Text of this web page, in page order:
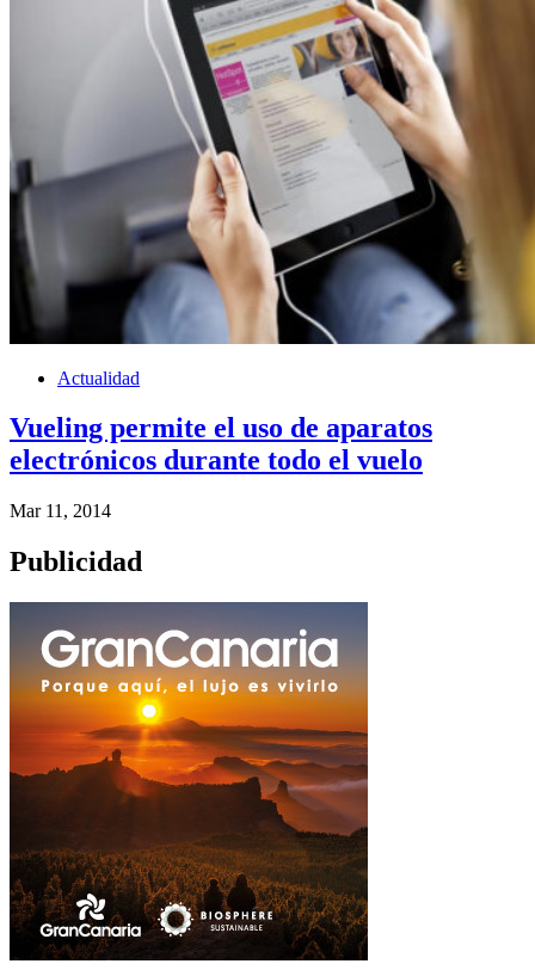
Actualidad
Vueling permite el uso de aparatos
electrónicos durante todo el vuelo
Mar 11, 2014
Publicidad